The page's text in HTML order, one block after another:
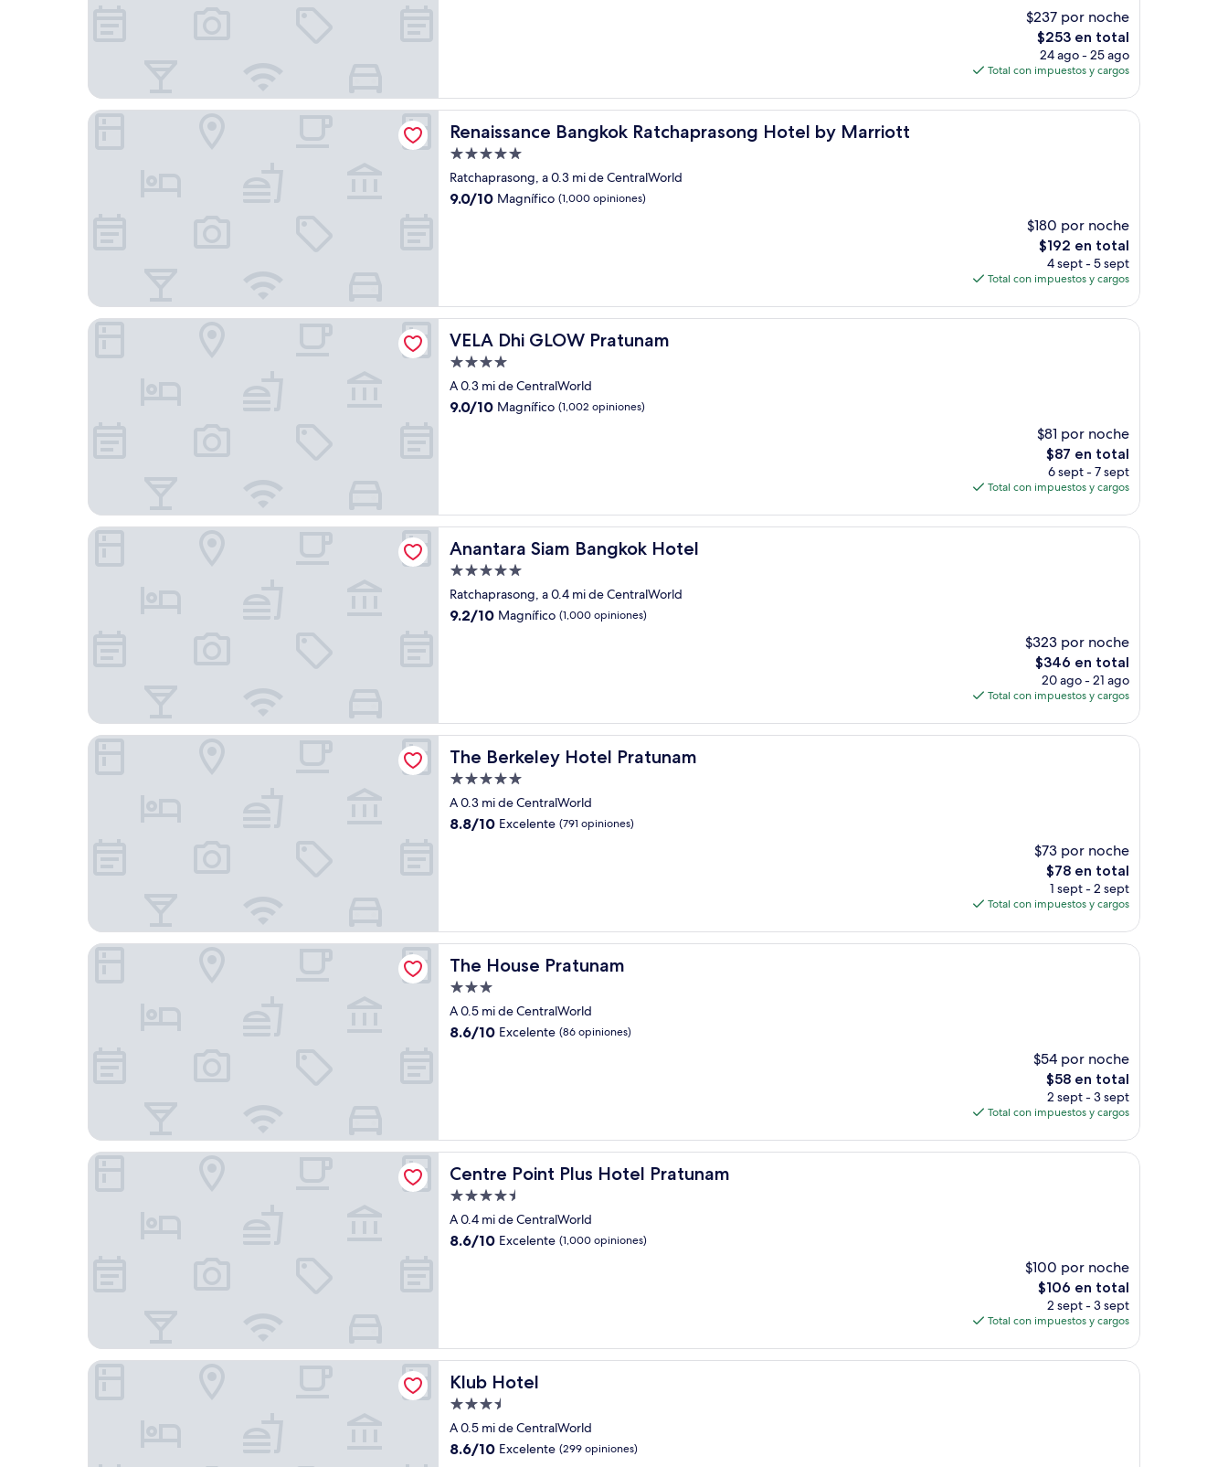
$237 por noche
El
precio
actual
de
$253 en total
24 ago - 25 ago
Total con impuestos y cargos
Renaissance Bangkok Ratchaprasong Hotel by Marriott
Renaissance Bangkok Ratchaprasong Hotel by Marriott
Propiedad
de
5.0
Ratchaprasong, a 0.3 mi de CentralWorld
9.0
9.0/10 Magnífico (1,000 opiniones)
$180 por noche
El
precio
actual
de
$192 en total
4 sept - 5 sept
Total con impuestos y cargos
Renaissance Bangkok Ratchaprasong Hotel by Marriott
VELA Dhi GLOW Pratunam
VELA Dhi GLOW Pratunam
Propiedad
de
4.0
A 0.3 mi de CentralWorld
9.0
9.0/10 Magnífico (1,002 opiniones)
$81 por noche
El
precio
actual
de
$87 en total
6 sept - 7 sept
Total con impuestos y cargos
VELA Dhi GLOW Pratunam
Anantara Siam Bangkok Hotel
Anantara Siam Bangkok Hotel
Propiedad
de
5.0
Ratchaprasong, a 0.4 mi de CentralWorld
9.2
9.2/10 Magnífico (1,000 opiniones)
$323 por noche
El
precio
actual
de
$346 en total
20 ago - 21 ago
Total con impuestos y cargos
Anantara Siam Bangkok Hotel
The Berkeley Hotel Pratunam
The Berkeley Hotel Pratunam
Propiedad
de
5.0
A 0.3 mi de CentralWorld
8.8
8.8/10 Excelente (791 opiniones)
$73 por noche
El
precio
actual
de
$78 en total
1 sept - 2 sept
Total con impuestos y cargos
The Berkeley Hotel Pratunam
The House Pratunam
The House Pratunam
Propiedad
de
3.0
A 0.5 mi de CentralWorld
8.6
8.6/10 Excelente (86 opiniones)
$54 por noche
El
precio
actual
de
$58 en total
2 sept - 3 sept
Total con impuestos y cargos
The House Pratunam
Centre Point Plus Hotel Pratunam
Centre Point Plus Hotel Pratunam
Propiedad
de
4.5
A 0.4 mi de CentralWorld
8.6
8.6/10 Excelente (1,000 opiniones)
$100 por noche
El
precio
actual
de
$106 en total
2 sept - 3 sept
Total con impuestos y cargos
Centre Point Plus Hotel Pratunam
Klub Hotel
Klub Hotel
Propiedad
de
3.5
A 0.5 mi de CentralWorld
8.6
8.6/10 Excelente (299 opiniones)
Klub Hotel